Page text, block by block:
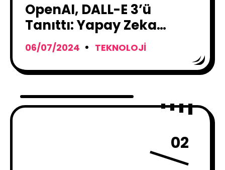
OpenAI, DALL-E 3’ü
Tanıttı: Yapay Zeka
Sanatında Yeni Dönem
06/07/2024 TEKNOLOJI
02